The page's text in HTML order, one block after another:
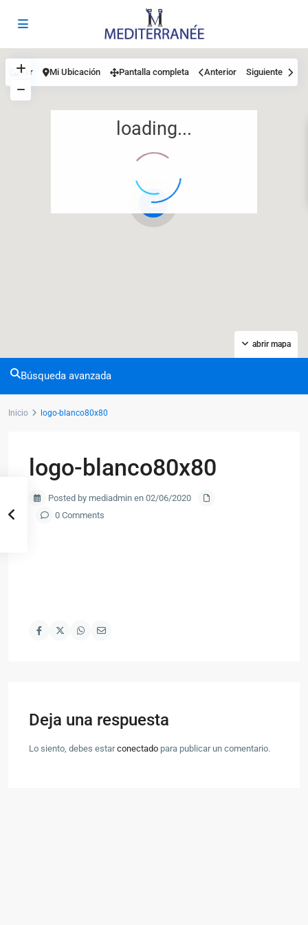
12
loading...
abrir mapa
Ver Mi Ubicación Pantalla completa Anterior Siguiente
Búsqueda avanzada
Inicio logo-blanco80x80
logo-blanco80x80
Posted by mediadmin en 02/06/2020
0 Comments
Deja una respuesta
Lo siento, debes estarconectado para publicar un comentario.